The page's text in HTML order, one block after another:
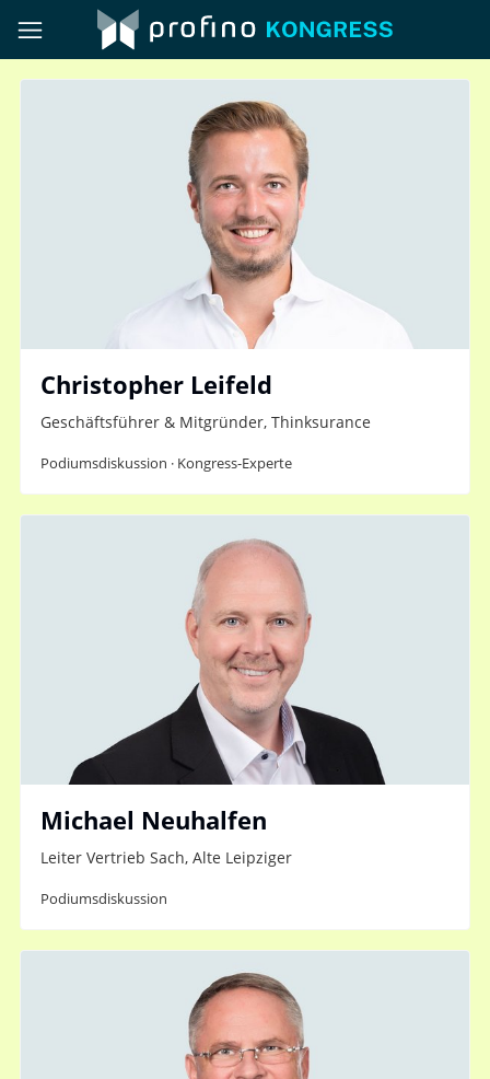
Christopher Leifeld
Geschäftsführer & Mitgründer, Thinksurance
Podiumsdiskussion · Kongress-Experte
Michael Neuhalfen
Leiter Vertrieb Sach, Alte Leipziger
Podiumsdiskussion